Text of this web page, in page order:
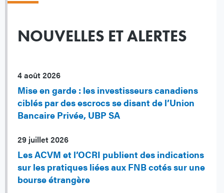
NOUVELLES ET ALERTES
4 août 2026
Mise en garde : les investisseurs canadiens
ciblés par des escrocs se disant de l’Union
Bancaire Privée, UBP SA
29 juillet 2026
Les ACVM et l’OCRI publient des indications
sur les pratiques liées aux FNB cotés sur une
bourse étrangère